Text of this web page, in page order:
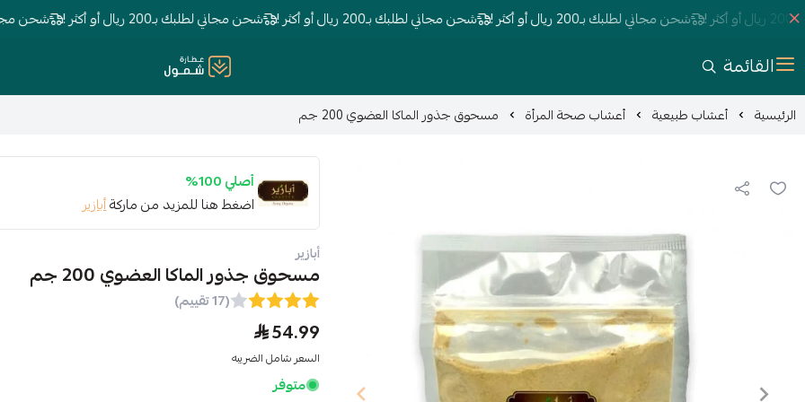
شحن مجاني لطلبك بـ200 ريال أو أكثر ! شحن مجاني لطلبك بـ200 ريال أو أكثر ! شحن مجاني لطلبك بـ200 ريال أو أكثر ! شحن مجاني لطلبك
القائمة عطارة شمول
الرئيسية أعشاب طبيعية أعشاب صحة المرأة مسحوق جذور الماكا العضوي 200 جم
أصلي 100%
اضغط هنا للمزيد من ماركةأبازير
أبازير
مسحوق جذور الماكا العضوي 200 جم
(17 تقييم)
54.99
السعر شامل الضريبه
متوفر